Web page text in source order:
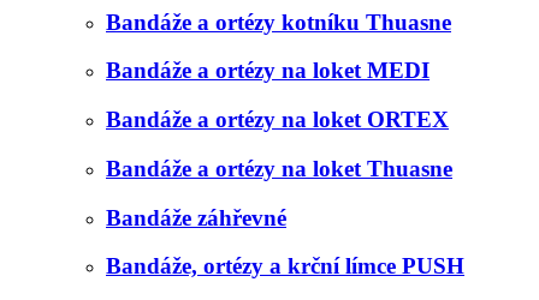
Bandáže a ortézy kotníku Thuasne
Bandáže a ortézy na loket MEDI
Bandáže a ortézy na loket ORTEX
Bandáže a ortézy na loket Thuasne
Bandáže záhřevné
Bandáže, ortézy a krční límce PUSH